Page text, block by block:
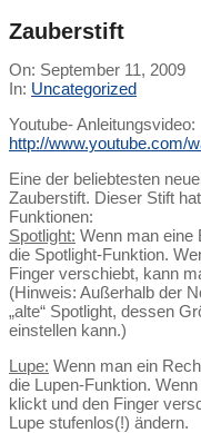
Zauberstift
On: September 11, 2009
In: Uncategorized
Youtube- Anleitungsvideo:
http://www.youtube.com/
Eine der beliebtesten
Zauberstift. Dieser Stift
Funktionen:
Spotlight: Wenn man eine
die Spotlight-Funktion.
Finger verschiebt, kann
(Hinweis: Außerhalb der
„alte“ Spotlight, dessen
einstellen kann.)
Lupe: Wenn man ein
die Lupen-Funktion.
klickt und den Finger
Lupe stufenlos(!) ändern.